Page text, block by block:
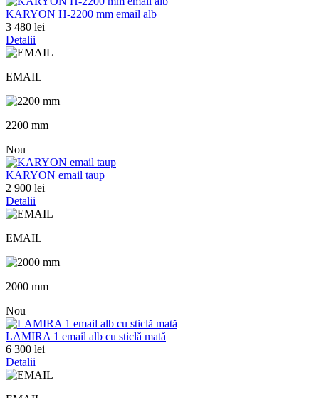
KARYON H-2200 mm email alb
3 480 lei
Detalii
EMAIL
2200 mm
Nou
KARYON email taup
2 900 lei
Detalii
EMAIL
2000 mm
Nou
LAMIRA 1 email alb cu sticlă mată
6 300 lei
Detalii